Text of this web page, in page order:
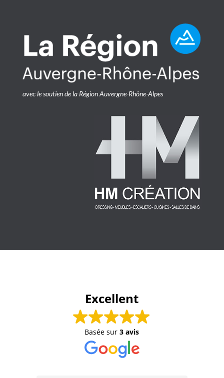
avec le soutien de la Région Auvergne-Rhône-Alpes
Excellent
Basée sur3 avis